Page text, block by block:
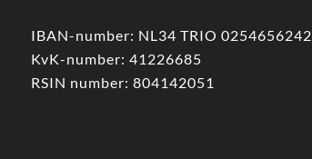
IBAN-number: NL34 TRIO 0254656242
KvK-number: 41226685
RSIN number: 804142051